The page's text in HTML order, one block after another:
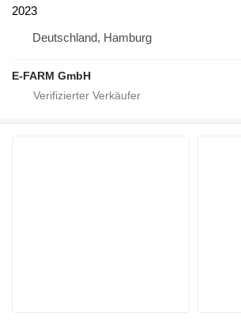
2023
Deutschland, Hamburg
E-FARM GmbH